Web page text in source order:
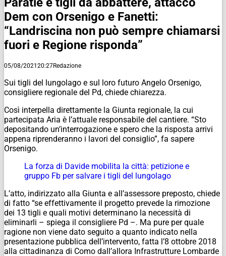
Dem con Orsenigo e Fanetti:
“Landriscina non può sempre chiamarsi
fuori e Regione risponda”
05/08/202120:27Redazione
Sui tigli del lungolago e sul loro futuro Angelo Orsenigo,
consigliere regionale del Pd, chiede chiarezza.
Così interpella direttamente la Giunta regionale, la cui
partecipata Aria è l’attuale responsabile del cantiere. “Sto
depositando un’interrogazione e spero che la risposta arrivi
appena riprenderanno i lavori del consiglio”, fa sapere
Orsenigo.
La forza di Davide mobilita la città: petizione e
gruppo Fb per salvare i tigli del lungolago
L’atto, indirizzato alla Giunta e all’assessore preposto, chiede
di fatto “se effettivamente il progetto prevede la rimozione
dei 13 tigli e quali motivi determinano la necessità di
eliminarli – spiega il consigliere Pd –. Ma pure per quale
ragione non viene dato seguito a quanto indicato nella
presentazione pubblica dell’intervento, fatta l’8 ottobre 2018
alla cittadinanza di Como dall’allora Infrastrutture Lombarde